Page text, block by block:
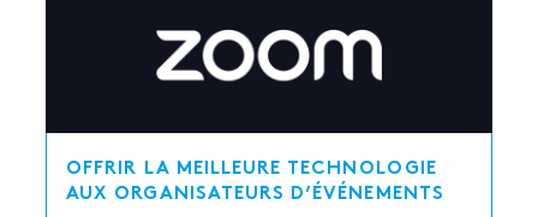
OFFRIR LA MEILLEURE TECHNOLOGIE
AUX ORGANISATEURS D’ÉVÉNEMENTS